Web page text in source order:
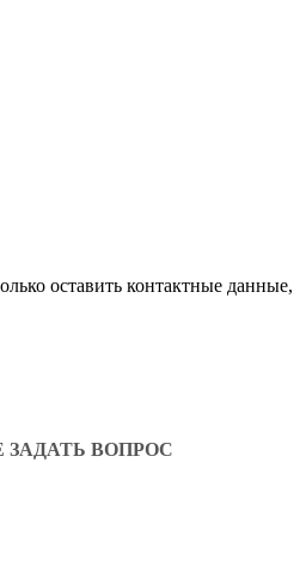
оставить контактные данные,
ЗАДАТЬ ВОПРОС